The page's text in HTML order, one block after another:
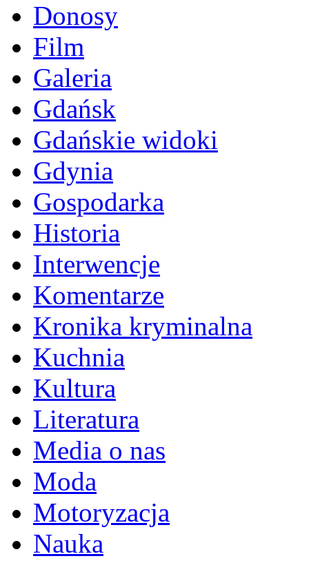
Donosy
Film
Galeria
Gdańsk
Gdańskie widoki
Gdynia
Gospodarka
Historia
Interwencje
Komentarze
Kronika kryminalna
Kuchnia
Kultura
Literatura
Media o nas
Moda
Motoryzacja
Nauka